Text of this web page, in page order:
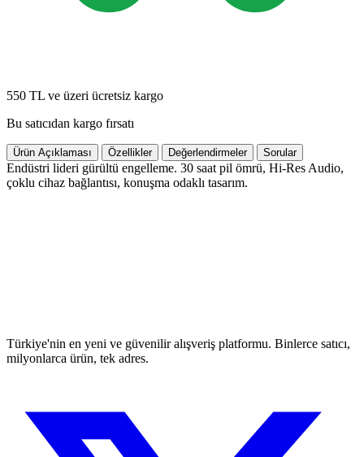
550 TL ve üzeri ücretsiz kargo
Bu satıcıdan kargo fırsatı
Ürün Açıklaması Özellikler Değerlendirmeler Sorular
Endüstri lideri gürültü engelleme. 30 saat pil ömrü, Hi-Res Audio,
çoklu cihaz bağlantısı, konuşma odaklı tasarım.
Türkiye'nin en yeni ve güvenilir alışveriş platformu. Binlerce satıcı,
milyonlarca ürün, tek adres.